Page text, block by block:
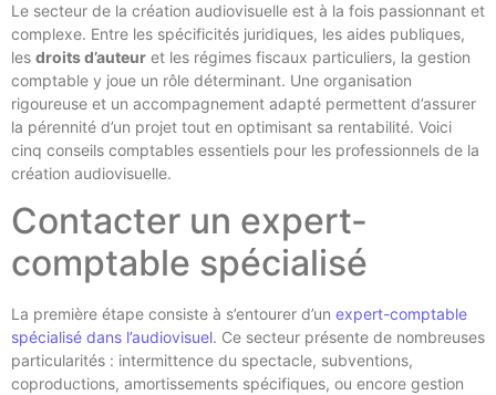
Le secteur de la création audiovisuelle est à la fois passionnant et
complexe. Entre les spécificités juridiques, les aides publiques,
les droits d’auteur et les régimes fiscaux particuliers, la gestion
comptable y joue un rôle déterminant. Une organisation
rigoureuse et un accompagnement adapté permettent d’assurer
la pérennité d’un projet tout en optimisant sa rentabilité. Voici
cinq conseils comptables essentiels pour les professionnels de la
création audiovisuelle.
Contacter un expert-
comptable spécialisé
La première étape consiste à s’entourer d’un expert-comptable
spécialisé dans l’audiovisuel. Ce secteur présente de nombreuses
particularités : intermittence du spectacle, subventions,
coproductions, amortissements spécifiques, ou encore gestion